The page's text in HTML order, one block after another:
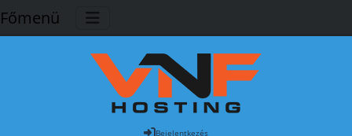
Főmenü
Bejelentkezés